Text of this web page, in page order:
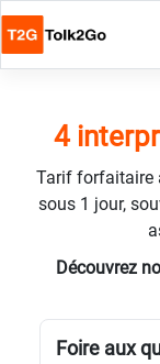
4
Tarif forfaitaire
sous 1 jour,
Découvrez
Foire aux